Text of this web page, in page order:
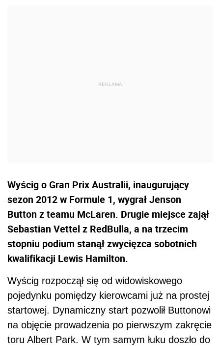
Wyścig o Gran Prix Australii, inaugurujący
sezon 2012 w Formule 1, wygrał Jenson
Button z teamu McLaren. Drugie miejsce zajął
Sebastian Vettel z RedBulla, a na trzecim
stopniu podium stanął zwycięzca sobotnich
kwalifikacji Lewis Hamilton.
Wyścig rozpoczął się od widowiskowego
pojedynku pomiędzy kierowcami już na prostej
startowej. Dynamiczny start pozwolił Buttonowi
na objęcie prowadzenia po pierwszym zakręcie
toru Albert Park. W tym samym łuku doszło do